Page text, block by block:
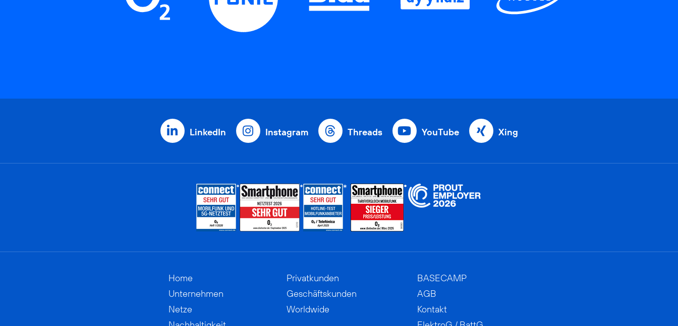
LinkedIn Instagram Threads YouTube Xing
Home
Unternehmen
Netze
Privatkunden
Geschäftskunden
Worldwide
BASECAMP
AGB
Kontakt